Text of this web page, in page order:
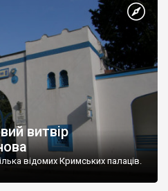
витвір
відомих Кримських палаців.